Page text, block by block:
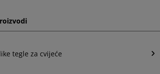
tegle za cvijeće